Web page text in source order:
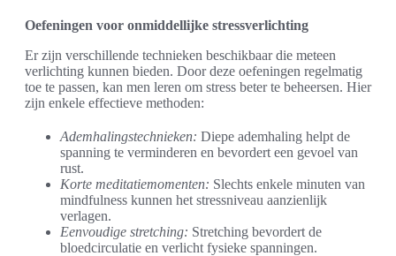
Oefeningen voor onmiddellijke stressverlichting
Er zijn verschillende technieken beschikbaar die meteen
verlichting kunnen bieden. Door deze oefeningen regelmatig
toe te passen, kan men leren om stress beter te beheersen. Hier
zijn enkele effectieve methoden:
Ademhalingstechnieken: Diepe ademhaling helpt de
spanning te verminderen en bevordert een gevoel van
rust.
Korte meditatiemomenten: Slechts enkele minuten van
mindfulness kunnen het stressniveau aanzienlijk
verlagen.
Eenvoudige stretching: Stretching bevordert de
bloedcirculatie en verlicht fysieke spanningen.